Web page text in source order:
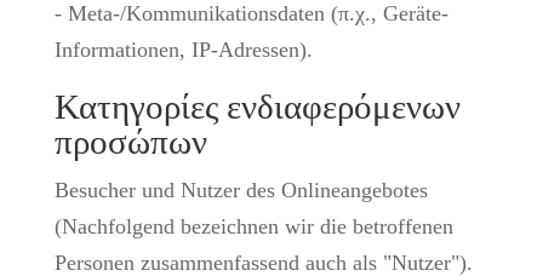
- Meta-/Kommunikationsdaten (π.χ., Geräte-
Informationen, IP-Adressen).
Κατηγορίες ενδιαφερόμενων
προσώπων
Besucher und Nutzer des Onlineangebotes
(Nachfolgend bezeichnen wir die betroffenen
Personen zusammenfassend auch als "Nutzer").